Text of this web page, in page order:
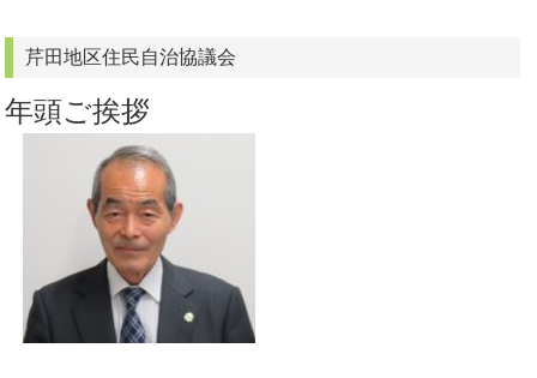
芹田地区住民自治協議会
年頭ご挨拶